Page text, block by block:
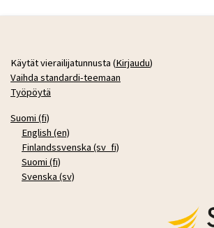
Käytät vierailijatunnusta (Kirjaudu)
Vaihda standardi-teemaan
Työpöytä
Suomi ‎(fi)‎
English ‎(en)‎
Finlandssvenska ‎(sv_fi)‎
Suomi ‎(fi)‎
Svenska ‎(sv)‎